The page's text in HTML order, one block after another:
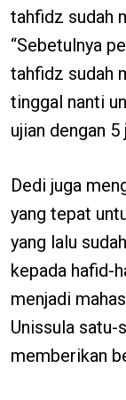
tahfidz sudah
“Sebetulnya
tahfidz sudah
tinggal nanti
ujian dengan
Dedi juga
yang tepat
yang lalu
kepada hafid-
menjadi
Unissula satu-
memberikan